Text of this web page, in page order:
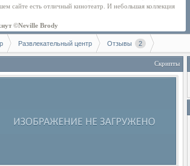
сайте есть отличный кинотеатр. И небольшая коллекция
©Neville Brody
Развлекательный центр Отзывы 2
Скрипты